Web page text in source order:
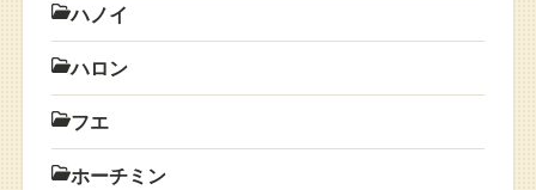
ハノイ
ハロン
フエ
ホーチミン